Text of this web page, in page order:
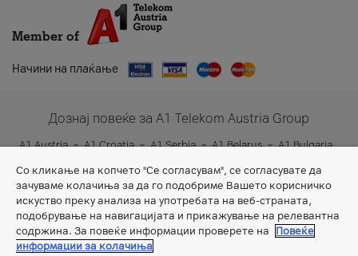
Member of
Начини на плаќање
Дознај повеќе за A1 Telekom Austria Group
A1 Austria A1 Croatia A1 Serbia A1 Belarus
A1 Bulgaria
A1 Slovenia
A1 Digital
Со кликање на копчето "Се согласувам", се согласувате да
зачуваме колачиња за да го подобриме Вашето корисничко
искуство преку анализа на употребата на веб-страната,
подобрување на навигацијата и прикажување на релевантна
содржина. За повеќе информации проверете на
Повеќе
информации за колачиња